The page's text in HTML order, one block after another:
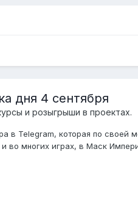
дня 4 сентября
и розыгрыши в проектах.
в Telegram, которая по
во многих играх, в Маск